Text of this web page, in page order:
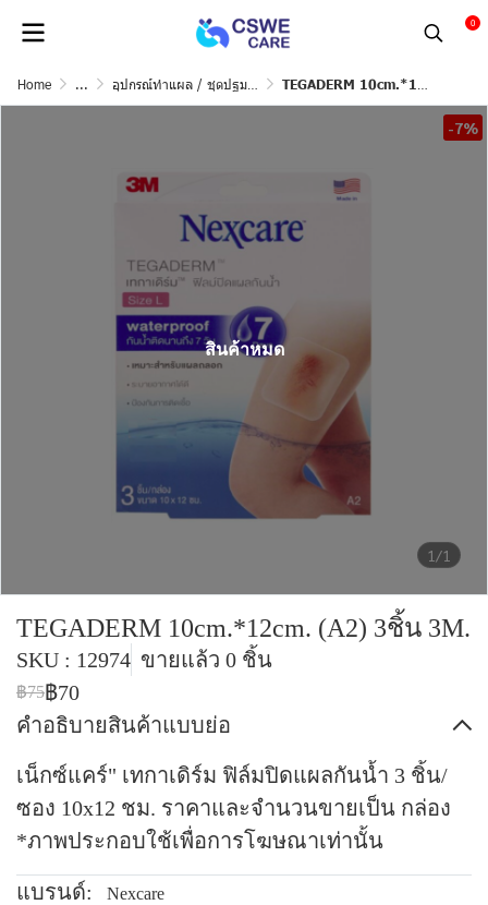
0
Home ... อุปกรณ์ทำแผล / ชุดปฐมพยาบาล TEGADERM 10cm.*12cm. (A2) 3ชิ้น 3M.
1/1
-7%
สินค้าหมด
TEGADERM 10cm.*12cm. (A2) 3ชิ้น 3M.
SKU : 12974 ขายแล้ว 0 ชิ้น
฿75฿70
คำอธิบายสินค้าแบบย่อ
เน็กซ์แคร์" เทกาเดิร์ม ฟิล์มปิดแผลกันน้ำ 3 ชิ้น/
ซอง 10x12 ชม. ราคาและจำนวนขายเป็น กล่อง
*ภาพประกอบใช้เพื่อการโฆษณาเท่านั้น
แบรนด์: Nexcare